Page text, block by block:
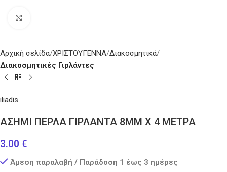
Αρχική σελίδα ΧΡΙΣΤΟΥΓΕΝΝΑ Διακοσμητικά
Διακοσμητικές Γιρλάντες
iliadis
ΑΣΗΜΙ ΠΕΡΛΑ ΓΙΡΛΑΝΤΑ 8ΜΜ Χ 4 ΜΕΤΡΑ
3.00 €
Άμεση παραλαβή / Παράδοση 1 έως 3 ημέρες